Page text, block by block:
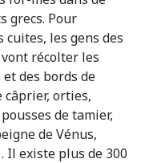
grecs. Pour
cuites, les gens des
récolter les
des bords de
câprier, orties,
de tamier,
de Vénus,
Il existe plus de 300